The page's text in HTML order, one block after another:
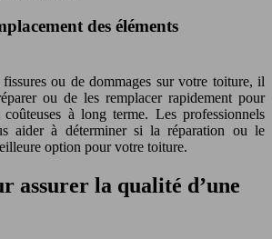
des éléments
ou de dommages sur votre toiture, il
ou de les remplacer rapidement pour
à long terme. Les professionnels
aider à déterminer si la réparation ou le
option pour votre toiture.
assurer la qualité d’une